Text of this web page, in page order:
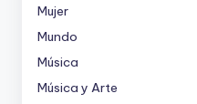
Mujer
Mundo
Música
Música y Arte